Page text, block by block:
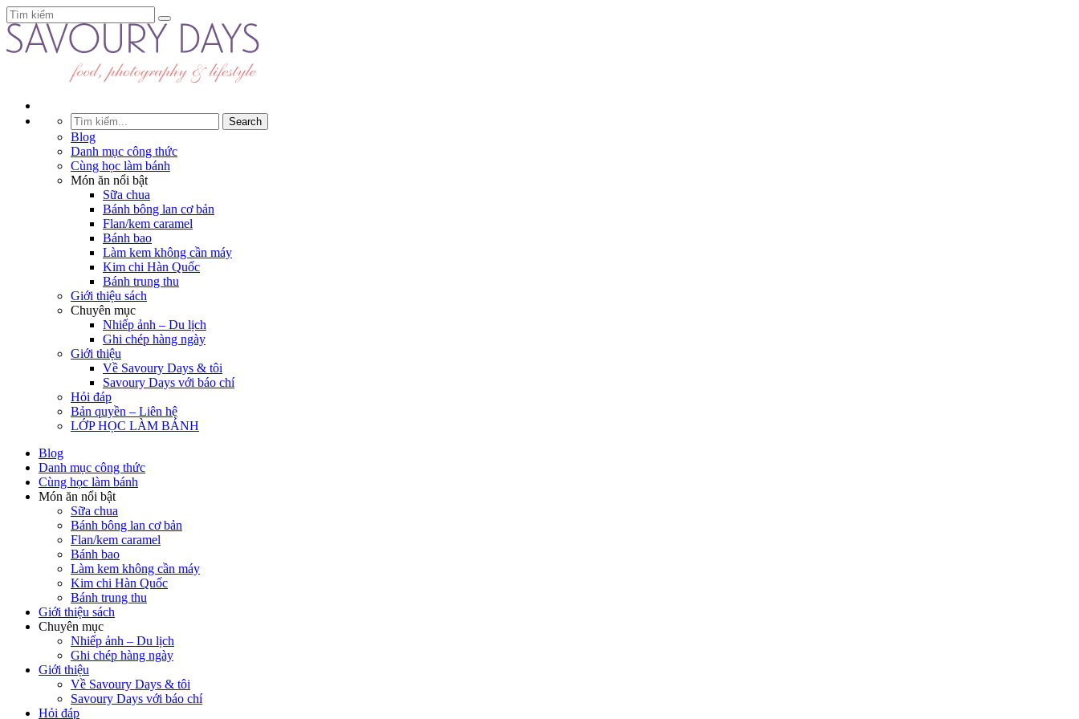
Blog
Danh mục công thức
Cùng học làm bánh
Món ăn nổi bật
Sữa chua
Bánh bông lan cơ bản
Flan/kem caramel
Bánh bao
Làm kem không cần máy
Kim chi Hàn Quốc
Bánh trung thu
Giới thiệu sách
Chuyên mục
Nhiếp ảnh – Du lịch
Ghi chép hàng ngày
Giới thiệu
Về Savoury Days & tôi
Savoury Days với báo chí
Hỏi đáp
Bản quyền – Liên hệ
LỚP HỌC LÀM BÁNH
Blog
Danh mục công thức
Cùng học làm bánh
Món ăn nổi bật
Sữa chua
Bánh bông lan cơ bản
Flan/kem caramel
Bánh bao
Làm kem không cần máy
Kim chi Hàn Quốc
Bánh trung thu
Giới thiệu sách
Chuyên mục
Nhiếp ảnh – Du lịch
Ghi chép hàng ngày
Giới thiệu
Về Savoury Days & tôi
Savoury Days với báo chí
Hỏi đáp